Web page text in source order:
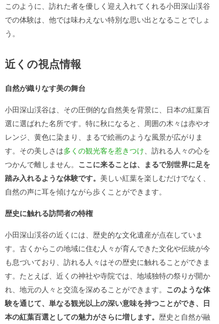
このように、訪れた者を優しく迎え入れてくれる小田深山渓谷
での体験は、他では味わえない特別な思い出となることでしょ
う。
近くの視点情報
自然が織りなす美の舞台
小田深山渓谷は、その圧倒的な自然美を背景に、日本の紅葉百
選に選ばれた名所です。特に秋になると、周囲の木々は赤やオ
レンジ、黄色に染まり、まるで絵画のような風景が広がりま
す。その美しさは多くの観光客を惹きつけ 、訪れる人々の心を
つかんで離しません。 ここに来ることは、まるで別世界に足を
踏み入れるような体験です。 美しい紅葉を楽しむだけでなく、
自然の声に耳を傾けながら歩くことができます。
歴史に触れる訪問者の特権
小田深山渓谷の近くには、歴史的な文化遺産が点在していま
す。古くからこの地域に住む人々が育んできた文化や伝統が今
も息づいており、訪れる人々はその歴史に触れることができま
す。たとえば、近くの神社や寺院では、地域独特の祭りが開か
れ、地元の人々と交流を深めることができます。 このような体
験を通じて、単なる観光以上の深い意味を持つことができ、日
本の紅葉百選としての魅力がさらに増します。 歴史と自然が融